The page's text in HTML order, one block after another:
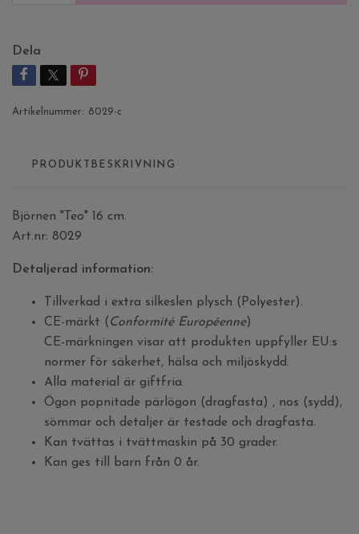
Dela
Artikelnummer: 8029-c
PRODUKTBESKRIVNING
Björnen "Teo" 16 cm.
Art.nr: 8029
Detaljerad information:
Tillverkad i extra silkeslen plysch (Polyester).
CE-märkt ( Conformité Européenne)
CE-märkningen visar att produkten uppfyller EU:s
normer för säkerhet, hälsa och miljöskydd.
Alla material är giftfria.
Ögon popnitade pärlögon (dragfasta) , nos (sydd),
sömmar och detaljer är testade och dragfasta.
Kan tvättas i tvättmaskin på 30 grader.
Kan ges till barn från 0 år.